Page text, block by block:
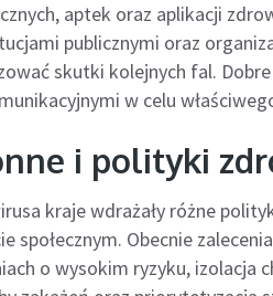
aptek oraz aplikacji
publicznymi oraz
skutki kolejnych fal.
w celu
i polityki
kraje wdrażały różne
społecznym. Obecnie
o wysokim ryzyku, izolacja